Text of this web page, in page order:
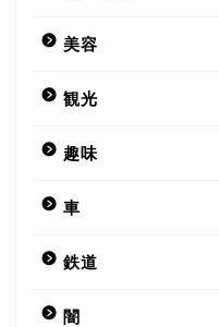
美容
観光
趣味
車
鉄道
闇